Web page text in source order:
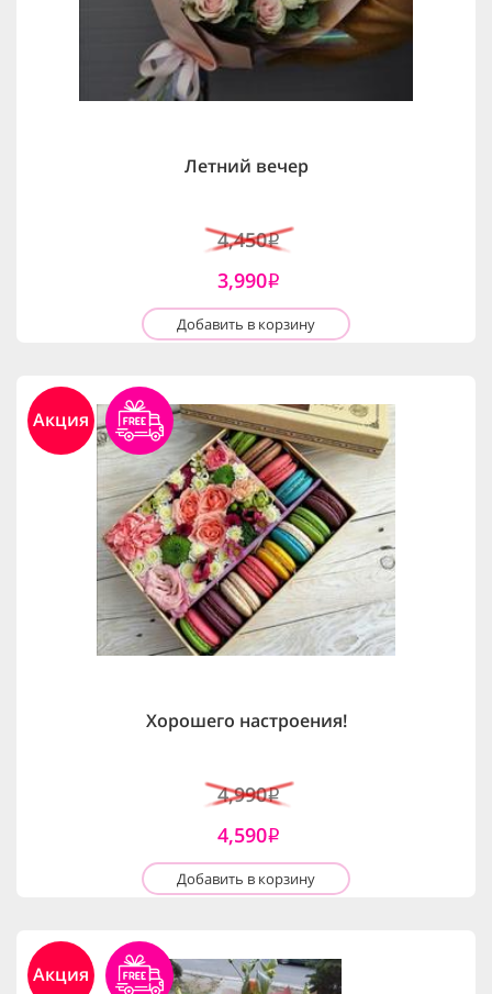
Летний вечер
4,450i
3,990i
Добавить в корзину
Акция
Хорошего настроения!
4,990i
4,590i
Добавить в корзину
Акция